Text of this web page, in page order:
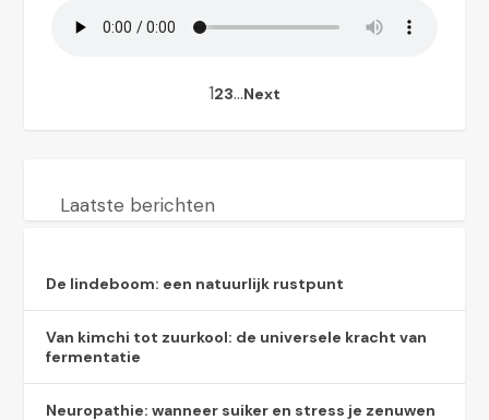
123…Next
Laatste berichten
De lindeboom: een natuurlijk rustpunt
Van kimchi tot zuurkool: de universele kracht van
fermentatie
Neuropathie: wanneer suiker en stress je zenuwen